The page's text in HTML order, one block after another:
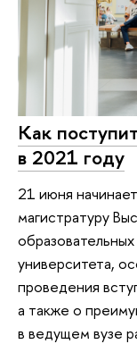
Как
в 2021 году
21 июня
магистратуру
университета,
проведения
а также о
в ведущем вузе